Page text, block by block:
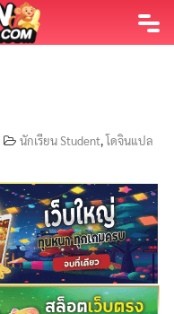
นักเรียน Student,โดจินแปล